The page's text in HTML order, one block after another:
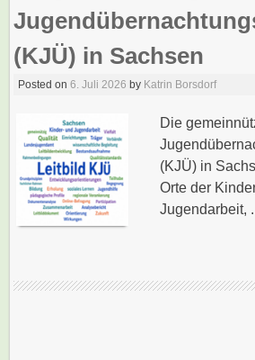
(KJÜ) in Sachsen
Posted on6. Juli 2026 by Katrin Borsdorf
Die
(KJÜ) in
Orte der
Jugendarbeit,